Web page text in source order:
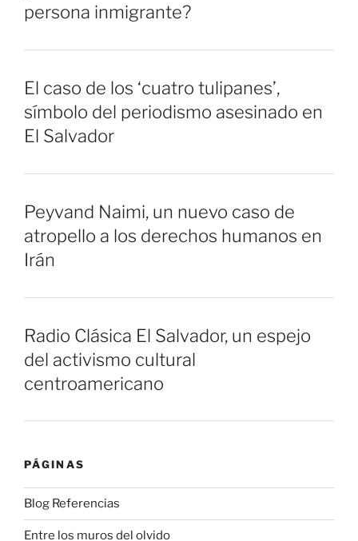
persona inmigrante?
El caso de los ‘cuatro tulipanes’,
símbolo del periodismo asesinado en
El Salvador
Peyvand Naimi, un nuevo caso de
atropello a los derechos humanos en
Irán
Radio Clásica El Salvador, un espejo
del activismo cultural
centroamericano
PÁGINAS
Blog Referencias
Entre los muros del olvido